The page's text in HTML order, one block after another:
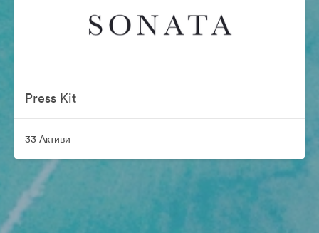
Press Kit
33 Активи